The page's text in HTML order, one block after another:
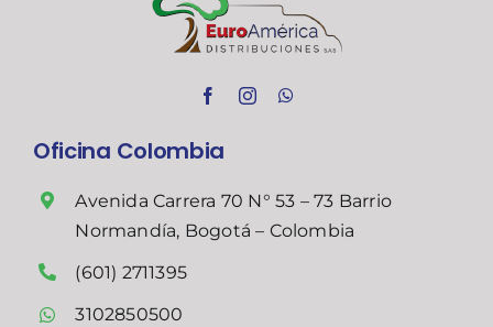
Oficina Colombia
Avenida Carrera 70 N° 53 – 73 Barrio
Normandía, Bogotá – Colombia
(601) 2711395
3102850500